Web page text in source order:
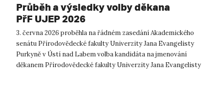
Průběh a výsledky volby děkana
PřF UJEP 2026
3. června 2026 proběhla na řádném zasedání Akademického
senátu Přírodovědecké fakulty Univerzity Jana Evangelisty
Purkyně v Ústí nad Labem volba kandidáta na jmenování
děkanem Přírodovědecké fakulty Univerzity Jana Evangelisty